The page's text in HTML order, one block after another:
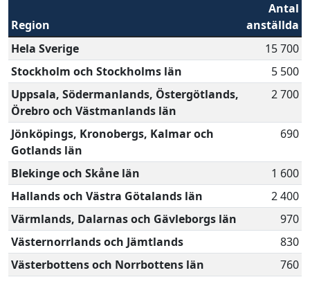
Region
Antal
anställda
Hela Sverige
15 700
Stockholm och Stockholms län
5 500
Uppsala, Södermanlands, Östergötlands,
Örebro och Västmanlands län
2 700
Jönköpings, Kronobergs, Kalmar och
Gotlands län
690
Blekinge och Skåne län
1 600
Hallands och Västra Götalands län
2 400
Värmlands, Dalarnas och Gävleborgs län
970
Västernorrlands och Jämtlands
830
Västerbottens och Norrbottens län
760